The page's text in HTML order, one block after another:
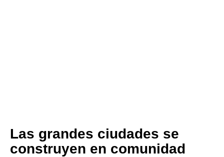
Las grandes ciudades se
construyen en comunidad